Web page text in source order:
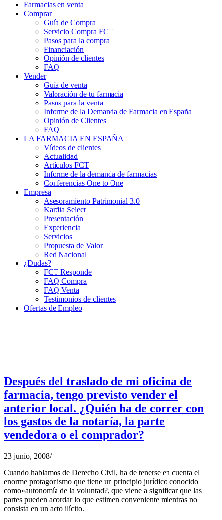
Farmacias en venta
Comprar
Guía de Compra
Servicio Compra FCT
Pasos para la compra
Financiación
Opinión de clientes
FAQ
Vender
Guía de venta
Valoración de tu farmacia
Pasos para la venta
Informe de la Demanda de Farmacia en España
Opinión de Clientes
FAQ
LA FARMACIA EN ESPAÑA
Vídeos de clientes
Actualidad
Artículos FCT
Informe de la demanda de farmacias
Conferencias One to One
Empresa
Asesoramiento Patrimonial 3.0
Kardia Select
Presentación
Experiencia
Servicios
Propuesta de Valor
Red Nacional
¿Dudas?
FCT Responde
FAQ Compra
FAQ Venta
Testimonios de clientes
Ofertas de Empleo
Después del traslado de mi oficina de
farmacia, tengo previsto vender el
anterior local. ¿Quién ha de correr con
los gastos de la notaría, la parte
vendedora o el comprador?
23 junio, 2008/
Cuando hablamos de Derecho Civil, ha de tenerse en cuenta el
enorme protagonismo que tiene un principio jurídico conocido
como»autonomía de la voluntad?, que viene a significar que las
partes pueden acordar lo que estimen conveniente mientras no
consista en un acto ilícito.